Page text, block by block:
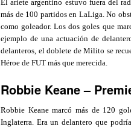
El ariete argentino estuvo fuera del
más de 100 partidos en LaLiga. No
como goleador. Los dos goles que
ejemplo de una actuación de
delanteros, el doblete de Milito se
Héroe de FUT más que merecida.
Robbie Keane –
Robbie Keane marcó más de 120
Inglaterra. Era un delantero que